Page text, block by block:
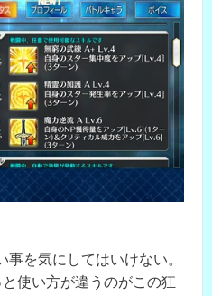
事を気にしてはいけない。
使い方が違うのがこの狂